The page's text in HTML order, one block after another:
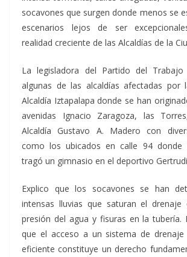
socavones que surgen donde menos se
escenarios lejos de ser
realidad creciente de las Alcaldías de la
La legisladora del Partido del
algunas de las alcaldías afectadas por
Alcaldía Iztapalapa donde se han
avenidas Ignacio Zaragoza, las
Alcaldía Gustavo A. Madero con
como los ubicados en calle 94 donde
tragó un gimnasio en el deportivo
Explico que los socavones se han
intensas lluvias que saturan el drenaje
presión del agua y fisuras en la tubería.
que el acceso a un sistema de drenaje
eficiente constituye un derecho